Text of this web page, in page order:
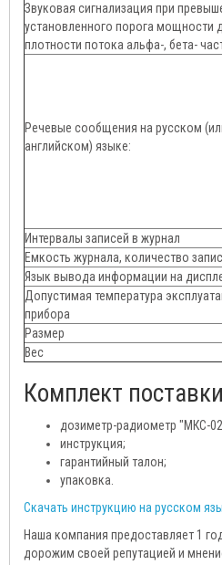
Звуковая сигнализация при
установленного порога мощности
плотности потока альфа-, бета-
Речевые сообщения на русском
английском) языке:
Интервалы записей в журнал
Емкость журнала, количество
Язык вывода информации на
Допустимая температура
прибора
Размер
Вес
Комплект
дозиметр-радиометр "МКС-
инструкция;
гарантийный талон;
упаковка.
Скачать инструкцию на русском
Наша компания предоставляет 1
дорожим своей репутацией и